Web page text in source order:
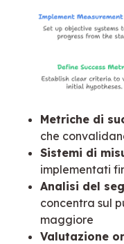
Metriche di
che
Sistemi di
implementati
Analisi del
concentra sul
maggiore
Valutazione